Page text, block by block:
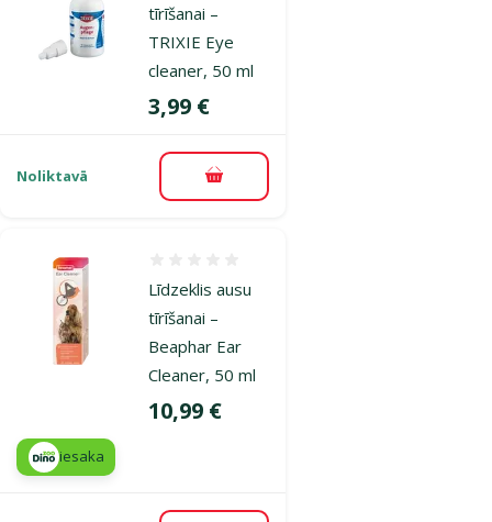
tīrīšanai –
TRIXIE Eye
cleaner, 50 ml
Cena
3,99 €
Noliktavā Pievienot grozam
Līdzeklis ausu
tīrīšanai –
Beaphar Ear
Cleaner, 50 ml
Cena
10,99 €
iesaka